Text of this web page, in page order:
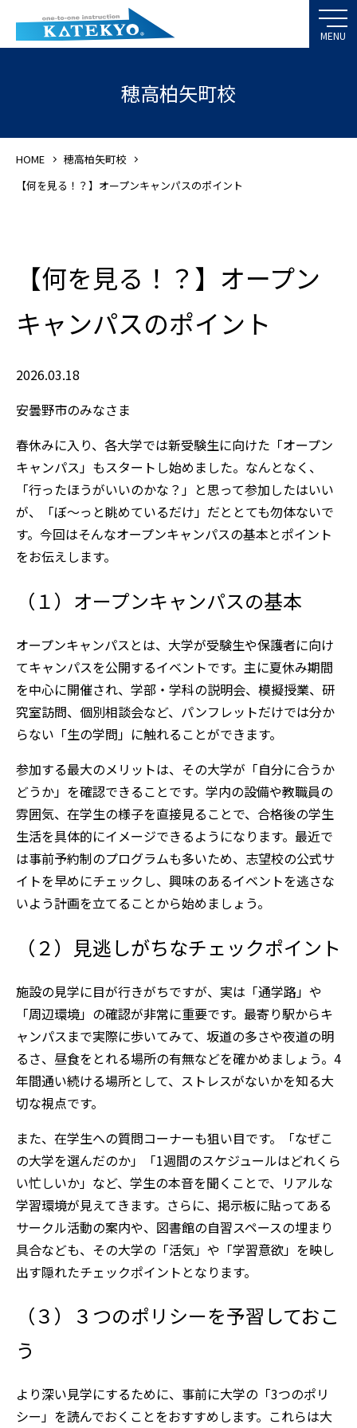
穂高柏矢町校
HOME
穂高柏矢町校
【何を見る！？】オープンキャンパスのポイント
【何を見る！？】オープン
キャンパスのポイント
2026.03.18
安曇野市のみなさま
春休みに入り、各大学では新受験生に向けた「オープン
キャンパス」もスタートし始めました。なんとなく、
「行ったほうがいいのかな？」と思って参加したはいい
が、「ぼ～っと眺めているだけ」だととても勿体ないで
す。今回はそんなオープンキャンパスの基本とポイント
をお伝えします。
（１）オープンキャンパスの基本
オープンキャンパスとは、大学が受験生や保護者に向け
てキャンパスを公開するイベントです。主に夏休み期間
を中心に開催され、学部・学科の説明会、模擬授業、研
究室訪問、個別相談会など、パンフレットだけでは分か
らない「生の学問」に触れることができます。
参加する最大のメリットは、その大学が「自分に合うか
どうか」を確認できることです。学内の設備や教職員の
雰囲気、在学生の様子を直接見ることで、合格後の学生
生活を具体的にイメージできるようになります。最近で
は事前予約制のプログラムも多いため、志望校の公式サ
イトを早めにチェックし、興味のあるイベントを逃さな
いよう計画を立てることから始めましょう。
（２）見逃しがちなチェックポイント
施設の見学に目が行きがちですが、実は「通学路」や
「周辺環境」の確認が非常に重要です。最寄り駅からキ
ャンパスまで実際に歩いてみて、坂道の多さや夜道の明
るさ、昼食をとれる場所の有無などを確かめましょう。4
年間通い続ける場所として、ストレスがないかを知る大
切な視点です。
また、在学生への質問コーナーも狙い目です。「なぜこ
の大学を選んだのか」「1週間のスケジュールはどれくら
い忙しいか」など、学生の本音を聞くことで、リアルな
学習環境が見えてきます。さらに、掲示板に貼ってある
サークル活動の案内や、図書館の自習スペースの埋まり
具合なども、その大学の「活気」や「学習意欲」を映し
出す隠れたチェックポイントとなります。
（３）３つのポリシーを予習しておこ
う
より深い見学にするために、事前に大学の「3つのポリ
シー」を読んでおくことをおすすめします。これらは大